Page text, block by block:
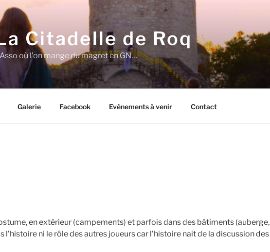
Citadelle de Roq
où l'on mange du magret en GN…
Galerie Facebook Evènements à venir Contact
en extérieur (campements) et parfois dans des bâtiments (auberge,
ni le rôle des autres joueurs car l’histoire nait de la discussion des